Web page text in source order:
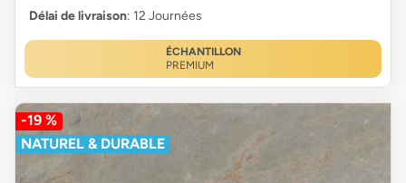
Délai de livraison: 12 Journées
ÉCHANTILLON
PREMIUM
-19 %
NATUREL & DURABLE